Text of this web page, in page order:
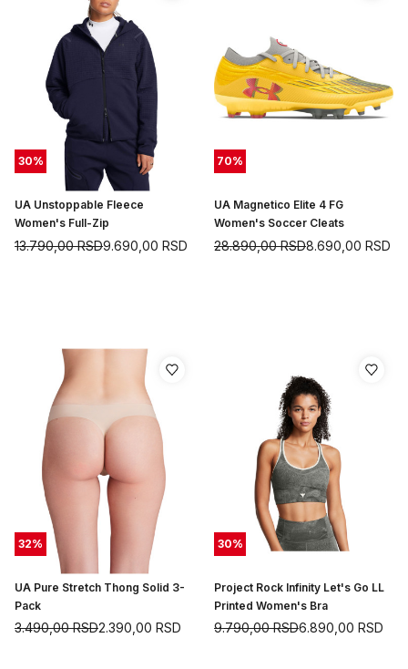
30%
UA Unstoppable Fleece
Women's Full-Zip
9.690,00 RSD
13.790,00RSD
70%
UA Magnetico Elite 4 FG
Women's Soccer Cleats
8.690,00 RSD
28.890,00RSD
32%
UA Pure Stretch Thong Solid 3-
Pack
2.390,00 RSD
3.490,00RSD
30%
Project Rock Infinity Let's Go LL
Printed Women's Bra
6.890,00 RSD
9.790,00RSD